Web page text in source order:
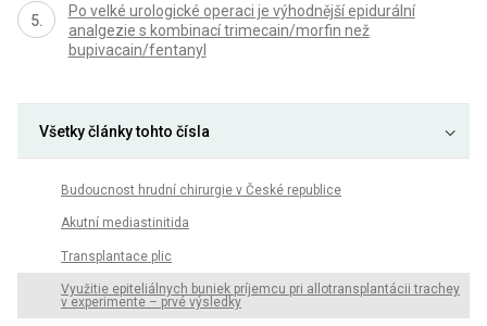
Po velké urologické operaci je výhodnější epidurální
analgezie s kombinací trimecain/morfin než
bupivacain/fentanyl
Všetky články tohto čísla
Budoucnost hrudní chirurgie v České republice
Akutní mediastinitida
Transplantace plic
Využitie epiteliálnych buniek príjemcu pri allotransplantácii trachey
v experimente – prvé výsledky